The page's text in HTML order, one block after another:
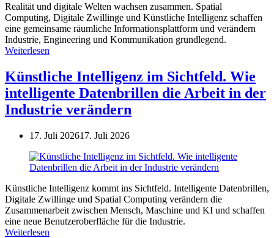
Realität und digitale Welten wachsen zusammen. Spatial
Computing, Digitale Zwillinge und Künstliche Intelligenz schaffen
eine gemeinsame räumliche Informationsplattform und verändern
Industrie, Engineering und Kommunikation grundlegend.
Weiterlesen
Künstliche Intelligenz im Sichtfeld. Wie
intelligente Datenbrillen die Arbeit in der
Industrie verändern
17. Juli 202617. Juli 2026
Künstliche Intelligenz kommt ins Sichtfeld. Intelligente Datenbrillen,
Digitale Zwillinge und Spatial Computing verändern die
Zusammenarbeit zwischen Mensch, Maschine und KI und schaffen
eine neue Benutzeroberfläche für die Industrie.
Weiterlesen